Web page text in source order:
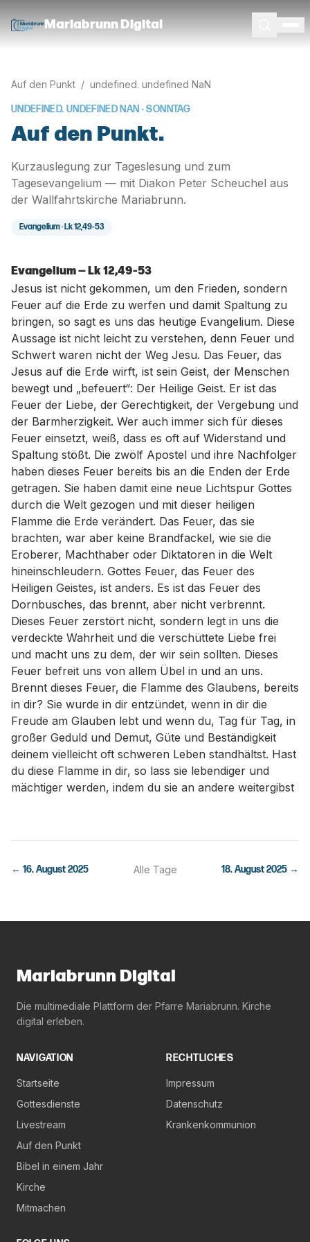
Mariabrunn Digital
Auf den Punkt / undefined. undefined NaN
UNDEFINED. UNDEFINED NAN · SONNTAG
Auf den Punkt.
Kurzauslegung zur Tageslesung und zum
Tagesevangelium — mit Diakon Peter Scheuchel aus
der Wallfahrtskirche Mariabrunn.
Evangelium ·Lk 12,49-53
Evangelium — Lk 12,49-53
Jesus ist nicht gekommen, um den Frieden, sondern
Feuer auf die Erde zu werfen und damit Spaltung zu
bringen, so sagt es uns das heutige Evangelium. Diese
Aussage ist nicht leicht zu verstehen, denn Feuer und
Schwert waren nicht der Weg Jesu. Das Feuer, das
Jesus auf die Erde wirft, ist sein Geist, der Menschen
bewegt und „befeuert“: Der Heilige Geist. Er ist das
Feuer der Liebe, der Gerechtigkeit, der Vergebung und
der Barmherzigkeit. Wer auch immer sich für dieses
Feuer einsetzt, weiß, dass es oft auf Widerstand und
Spaltung stößt. Die zwölf Apostel und ihre Nachfolger
haben dieses Feuer bereits bis an die Enden der Erde
getragen. Sie haben damit eine neue Lichtspur Gottes
durch die Welt gezogen und mit dieser heiligen
Flamme die Erde verändert. Das Feuer, das sie
brachten, war aber keine Brandfackel, wie sie die
Eroberer, Machthaber oder Diktatoren in die Welt
hineinschleudern. Gottes Feuer, das Feuer des
Heiligen Geistes, ist anders. Es ist das Feuer des
Dornbusches, das brennt, aber nicht verbrennt.
Dieses Feuer zerstört nicht, sondern legt in uns die
verdeckte Wahrheit und die verschüttete Liebe frei
und macht uns zu dem, der wir sein sollten. Dieses
Feuer befreit uns von allem Übel in und an uns.
Brennt dieses Feuer, die Flamme des Glaubens, bereits
in dir? Sie wurde in dir entzündet, wenn in dir die
Freude am Glauben lebt und wenn du, Tag für Tag, in
großer Geduld und Demut, Güte und Beständigkeit
deinem vielleicht oft schweren Leben standhältst. Hast
du diese Flamme in dir, so lass sie lebendiger und
mächtiger werden, indem du sie an andere weitergibst
← 16. August 2025 Alle Tage 18. August 2025 →
Mariabrunn Digital
Die multimediale Plattform der Pfarre Mariabrunn. Kirche
digital erleben.
NAVIGATION
Startseite
Gottesdienste
Livestream
Auf den Punkt
Bibel in einem Jahr
Kirche
Mitmachen
RECHTLICHES
Impressum
Datenschutz
Krankenkommunion